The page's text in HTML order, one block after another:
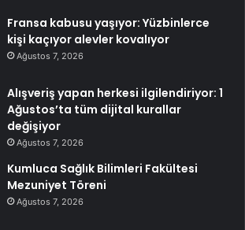
Fransa kabusu yaşıyor: Yüzbinlerce
kişi kaçıyor alevler kovalıyor
Ağustos 7, 2026
Alışveriş yapan herkesi ilgilendiriyor: 1
Ağustos’ta tüm dijital kurallar
değişiyor
Ağustos 7, 2026
Kumluca Sağlık Bilimleri Fakültesi
Mezuniyet Töreni
Ağustos 7, 2026